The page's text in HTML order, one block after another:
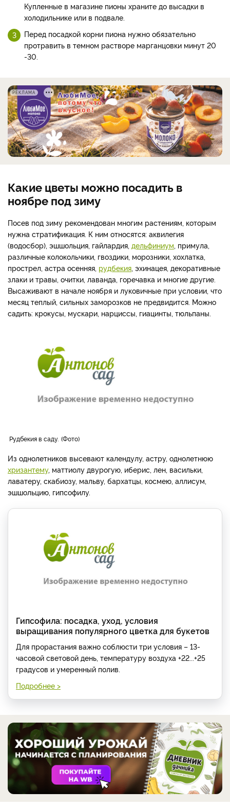
Купленные в магазине пионы храните до высадки в
холодильнике или в подвале.
Перед посадкой корни пиона нужно обязательно
протравить в темном растворе марганцовки минут 20
-30.
РЕКЛАМА
Какие цветы можно посадить в
ноябре под зиму
Посев под зиму рекомендован многим растениям, которым
нужна стратификация. К ним относятся: аквилегия
(водосбор), эшшольция, гайлардия, дельфиниум, примула,
различные колокольчики, гвоздики, морозники, хохлатка,
прострел, астра осенняя, рудбекия, эхинацея, декоративные
злаки и травы, очитки, лаванда, горечавка и многие другие.
Высаживают в начале ноября и луковичные при условии, что
месяц теплый, сильных заморозков не предвидится. Можно
садить: крокусы, мускари, нарциссы, гиацинты, тюльпаны.
Рудбекия в саду. Фото
Из однолетников высевают календулу, астру, однолетнюю
хризантему, маттиолу двурогую, иберис, лен, васильки,
лаватеру, скабиозу, мальву, бархатцы, космею, аллисум,
эшшольцию, гипсофилу.
Гипсофила: посадка, уход, условия
выращивания популярного цветка для букетов
Для прорастания важно соблюсти три условия – 13-
часовой световой день, температуру воздуха +22...+25
градусов и умеренный полив.
Подробнее >